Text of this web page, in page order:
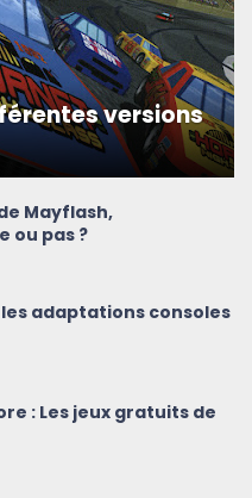
versions
Mayflash,
ou pas ?
adaptations consoles
: Les jeux gratuits de